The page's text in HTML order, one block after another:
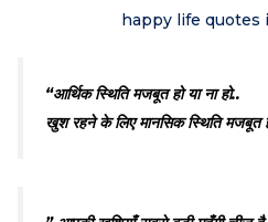
happy life quotes
“आर्थिक स्थिति मजबूत हो या ना हो..
खुश रहने के लिए मानसिक स्थिति मजबूत